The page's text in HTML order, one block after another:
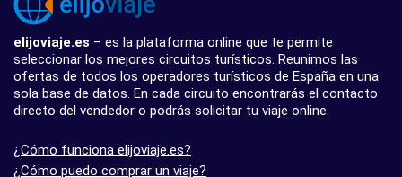
elijoviaje.es – es la plataforma online que te permite
seleccionar los mejores circuitos turísticos. Reunimos las
ofertas de todos los operadores turísticos de España en una
sola base de datos. En cada circuito encontrarás el contacto
directo del vendedor o podrás solicitar tu viaje online.
¿Cómo funciona elijoviaje.es?
¿Cómo puedo comprar un viaje?